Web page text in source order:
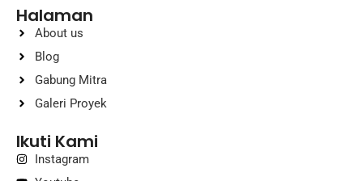
Halaman
About us
Blog
Gabung Mitra
Galeri Proyek
Ikuti Kami
Instagram